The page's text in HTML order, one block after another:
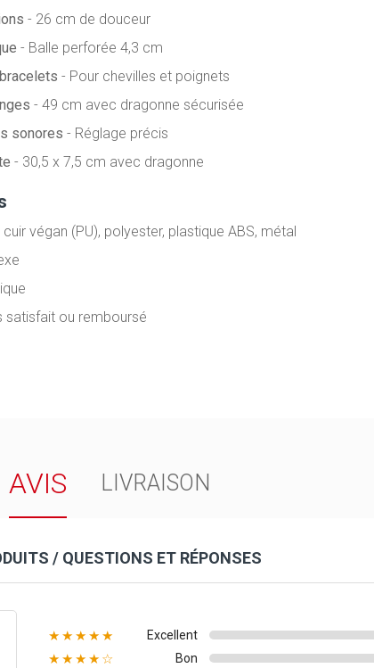
- 26 cm de douceur
- Balle perforée 4,3 cm
- Pour chevilles et poignets
- 49 cm avec dragonne sécurisée
sonores - Réglage précis
- 30,5 x 7,5 cm avec dragonne
végan (PU), polyester, plastique ABS, métal
satisfait ou remboursé
AVIS LIVRAISON
/ QUESTIONS ET RÉPONSES
★★★★★ Excellent
★★★★☆ Bon